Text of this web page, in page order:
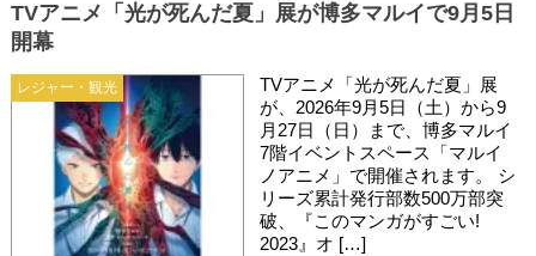
レジャー・観光
TVアニメ「光が死んだ夏」展が博多マルイで9月5日
開幕
TVアニメ「光が死んだ夏」展
が、2026年9月5日（土）から9
月27日（日）まで、博多マルイ
7階イベントスペース「マルイ
ノアニメ」で開催されます。 シ
リーズ累計発行部数500万部突
破、『このマンガがすごい!
2023』オ […]